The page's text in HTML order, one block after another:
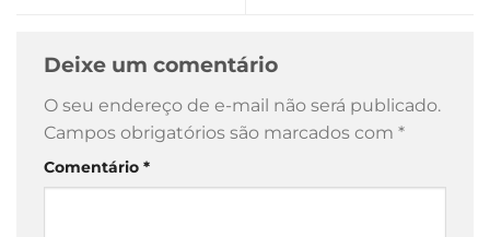
Deixe um comentário
O seu endereço de e-mail não será publicado.
Campos obrigatórios são marcados com *
Comentário *